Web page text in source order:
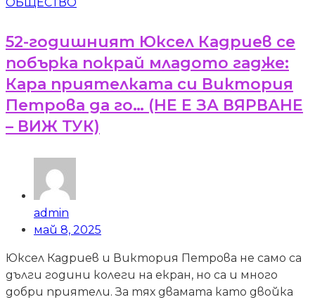
52-годишният Юксел Кадриев се
побърка покрай младото гадже:
Кара приятелката си Виктория
Петрова да го… (НЕ Е ЗА ВЯРВАНЕ
– ВИЖ ТУК)
admin
май 8, 2025
Юксел Кадриев и Виктория Петрова не само са
дълги години колеги на екран, но са и много
добри приятели. За тях двамата като двойка